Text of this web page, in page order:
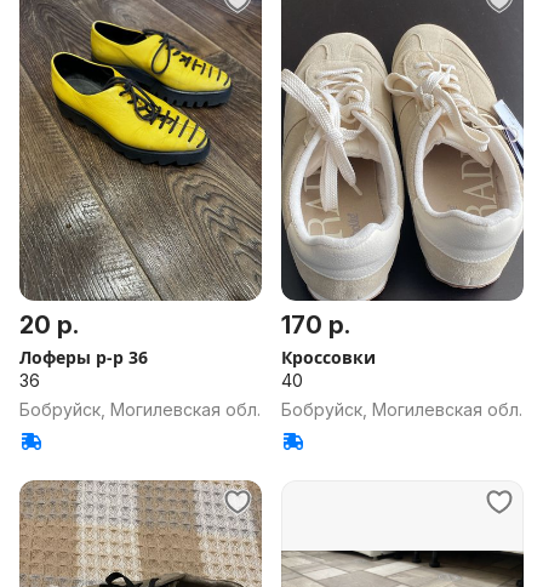
20 р.
Лоферы р-р 36
36
Бобруйск, Могилевская обл.
170 р.
Кроссовки
40
Бобруйск, Могилевская обл.